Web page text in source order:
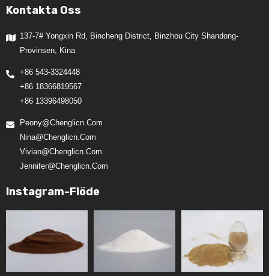
Kontakta Oss
137-7# Yongxin Rd, Bincheng District, Binzhou City Shandong-
Provinsen, Kina
+86 543-3324448
+86 18366819567
+86 13396498050
Peony@chenglicn.com
Nina@chenglicn.com
Vivian@chenglicn.com
Jennifer@chenglicn.com
Instagram-Flöde